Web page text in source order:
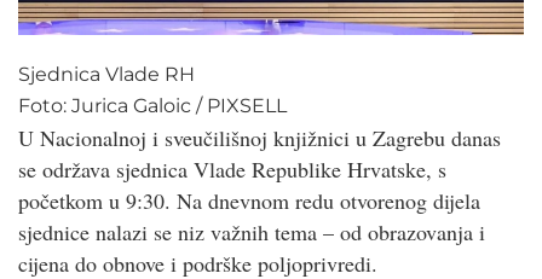
Sjednica Vlade RH
Foto: Jurica Galoic / PIXSELL
U Nacionalnoj i sveučilišnoj knjižnici u Zagrebu danas
se održava sjednica Vlade Republike Hrvatske, s
početkom u 9:30. Na dnevnom redu otvorenog dijela
sjednice nalazi se niz važnih tema – od obrazovanja i
cijena do obnove i podrške poljoprivredi.